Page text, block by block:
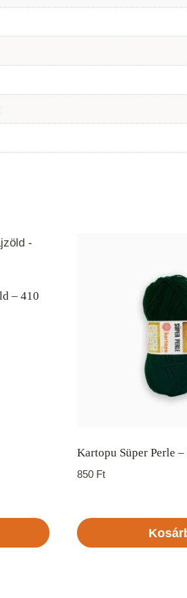
– 410
Kartopu Süper Perle
850 Ft